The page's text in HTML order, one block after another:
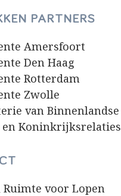
PARTNERS
Amersfoort
Den Haag
Rotterdam
Zwolle
van Binnenlandse
en Koninkrijksrelaties
Ruimte voor Lopen